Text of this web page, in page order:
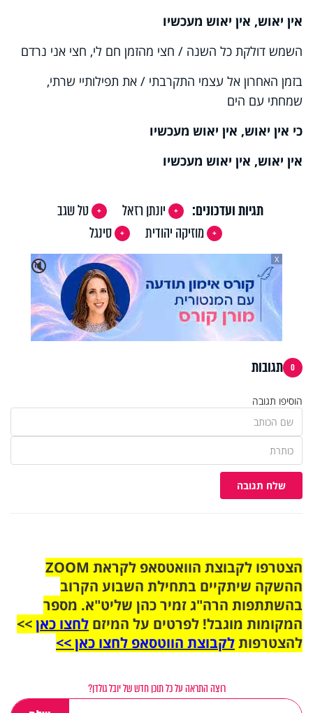
אין יאוש, אין יאוש מעכשיו
השמש דולקת כל השנה / חצי מהזמן חם לי, חצי אני נרדם
בזמן האחרון אל עצמי התקרבתי / את תפילותיי שרתי,
שמחתי עם הים
כי אין יאוש, אין יאוש מעכשיו
אין יאוש, אין יאוש מעכשיו
תגיות ועדכונים: יונתן רזאל
טל שגב
מוזיקה יהודית
סינגל
🔇
X
0 תגובות
הוסיפו תגובה
שלח תגובה
הצטרפו לקבוצת הוואטסאפ לקראת ZOOM
ההשקה שיתקיים בתחילת השבוע הקרוב
בהשתתפות הרה"ג זמיר כהן שליט"א. מספר
המקומות מוגבל! לפרטים על המיזם לחצו כאן>>
להצטרפותלקבוצת הווטסאפ לחצו כאן >>
רוצה התראה על כל תוכן חדש של יובל גולדן?